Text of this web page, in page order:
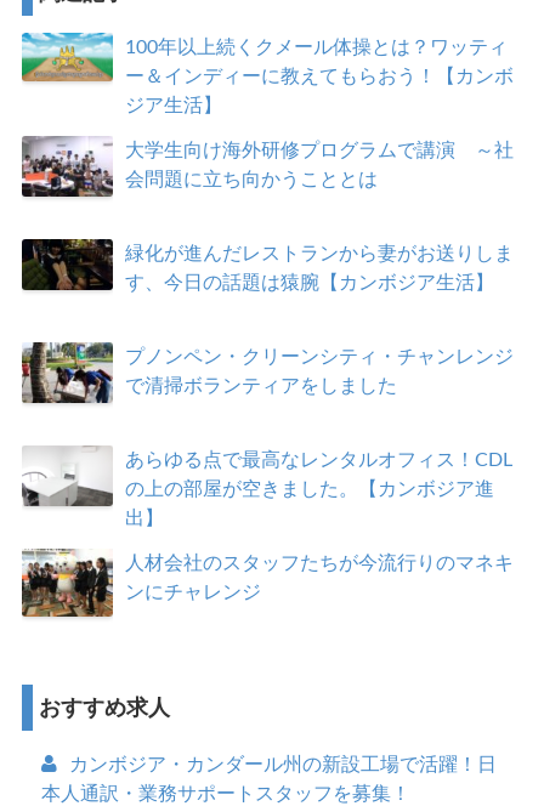
100年以上続くクメール体操とは？ワッティ
ー＆インディーに教えてもらおう！【カンボ
ジア生活】
大学生向け海外研修プログラムで講演 ～社
会問題に立ち向かうこととは
緑化が進んだレストランから妻がお送りしま
す、今日の話題は猿腕【カンボジア生活】
プノンペン・クリーンシティ・チャンレンジ
で清掃ボランティアをしました
あらゆる点で最高なレンタルオフィス！CDL
の上の部屋が空きました。【カンボジア進
出】
人材会社のスタッフたちが今流行りのマネキ
ンにチャレンジ
おすすめ求人
カンボジア・カンダール州の新設工場で活躍！日
本人通訳・業務サポートスタッフを募集！